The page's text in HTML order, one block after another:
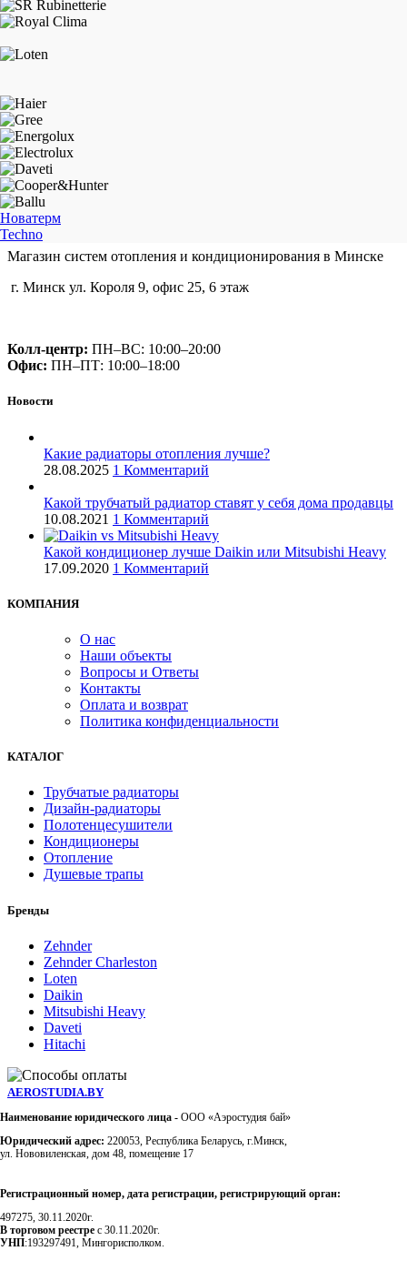
Новатерм
Techno
Магазин систем отопления и кондиционирования в Минске
г. Минск ул. Короля 9, офис 25, 6 этаж
Колл-центр: ПН–ВС: 10:00–20:00​
Офис: ПН–ПТ: 10:00–18:00
Новости
Какие радиаторы отопления лучше?
28.08.2025 1 Комментарий
Какой трубчатый радиатор ставят у себя дома продавцы
10.08.2021 1 Комментарий
Какой кондиционер лучше Daikin или Mitsubishi Heavy
17.09.2020 1 Комментарий
КОМПАНИЯ
О нас
Наши объекты
Вопросы и Ответы
Контакты
Оплата и возврат
Политика конфиденциальности
КАТАЛОГ
Трубчатые радиаторы
Дизайн-радиаторы
Полотенцесушители
Кондиционеры
Отопление
Душевые трапы
Бренды
Zehnder
Zehnder Charleston
Loten
Daikin
Mitsubishi Heavy
Daveti
Hitachi
AEROSTUDIA.BY
Наименование юридического лица - ООО «Аэростудия бай»
Юридический адрес: 220053, Республика Беларусь, г.Минск,
ул. Нововиленская, дом 48, помещение 17
Регистрационный номер, дата регистрации, регистрирующий орган:
497275, 30.11.2020г.
В торговом реестре с 30.11.2020г.
УНП:193297491, Мингорисполком.